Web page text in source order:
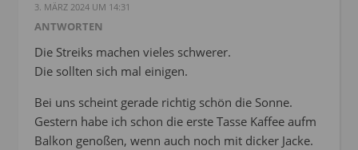
3. MÄRZ 2024 UM 14:31
ANTWORTEN
Die Streiks machen vieles schwerer.
Die sollten sich mal einigen.
Bei uns scheint gerade richtig schön die Sonne.
Gestern habe ich schon die erste Tasse Kaffee aufm
Balkon genoßen, wenn auch noch mit dicker Jacke.